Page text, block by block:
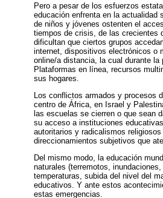
Pero a pesar de los esfuerzos
educación enfrenta en la actualidad
de niños y jóvenes ostenten el
tiempos de crisis, de las crecientes
dificultan que ciertos grupos
internet, dispositivos electrónicos o
online/a distancia, la cual durante
Plataformas en línea, recursos
sus hogares.
Los conflictos armados y procesos
centro de África, en Israel y
las escuelas se cierren o que sean
su acceso a instituciones
autoritarios y radicalismos
direccionamientos subjetivos que
Del mismo modo, la educación
naturales (terremotos,
temperaturas, subida del nivel del
educativos. Y ante estos
estas emergencias.